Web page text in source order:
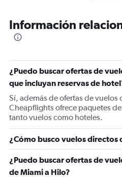
Información
¿Puedo buscar ofertas de
que incluyan reservas de
Sí, además de ofertas de vuelos
Cheapflights ofrece paquetes
tanto vuelos como hoteles.
¿Cómo busco vuelos directos
¿Puedo buscar ofertas de
de Miami a Hilo?